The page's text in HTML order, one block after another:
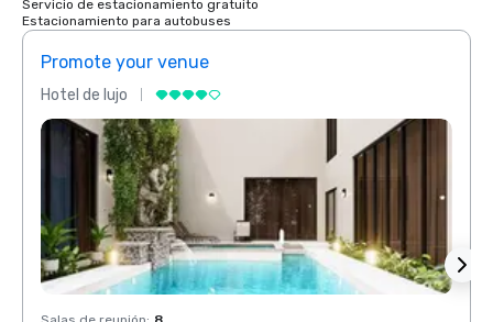
Servicio de estacionamiento gratuito
Estacionamiento para autobuses
Promote your venue
Hotel de lujo